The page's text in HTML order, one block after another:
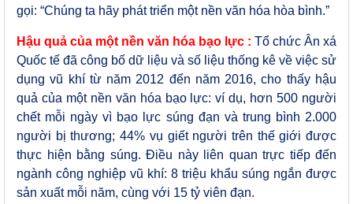
gọi: “Chúng ta hãy phát triển một nền văn hóa hòa bình.”
Hậu quả của một nền văn hóa bạo lực : Tổ chức Ân xá
Quốc tế đã công bố dữ liệu và số liệu thống kê về việc sử
dụng vũ khí từ năm 2012 đến năm 2016, cho thấy hậu
quả của một nền văn hóa bạo lực: ví dụ, hơn 500 người
chết mỗi ngày vì bạo lực súng đạn và trung bình 2.000
người bị thương; 44% vụ giết người trên thế giới được
thực hiện bằng súng. Điều này liên quan trực tiếp đến
ngành công nghiệp vũ khí: 8 triệu khẩu súng ngắn được
sản xuất mỗi năm, cùng với 15 tỷ viên đạn.